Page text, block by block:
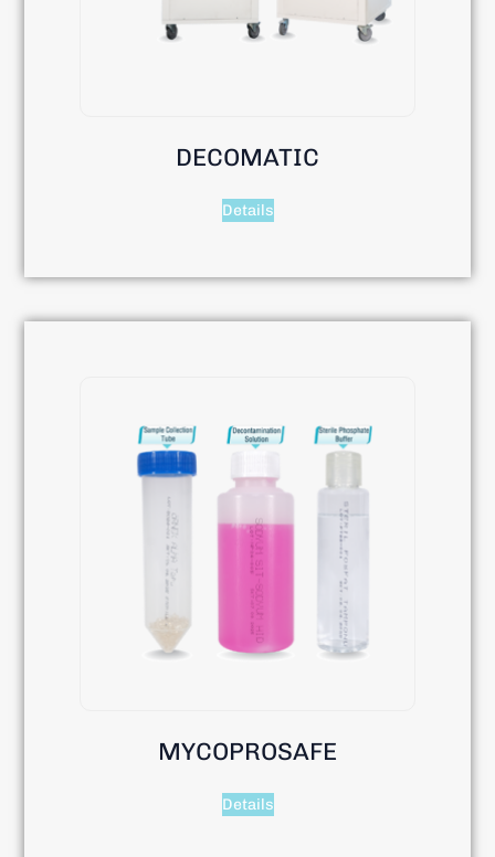
DECOMATIC
Details
MYCOPROSAFE
Details